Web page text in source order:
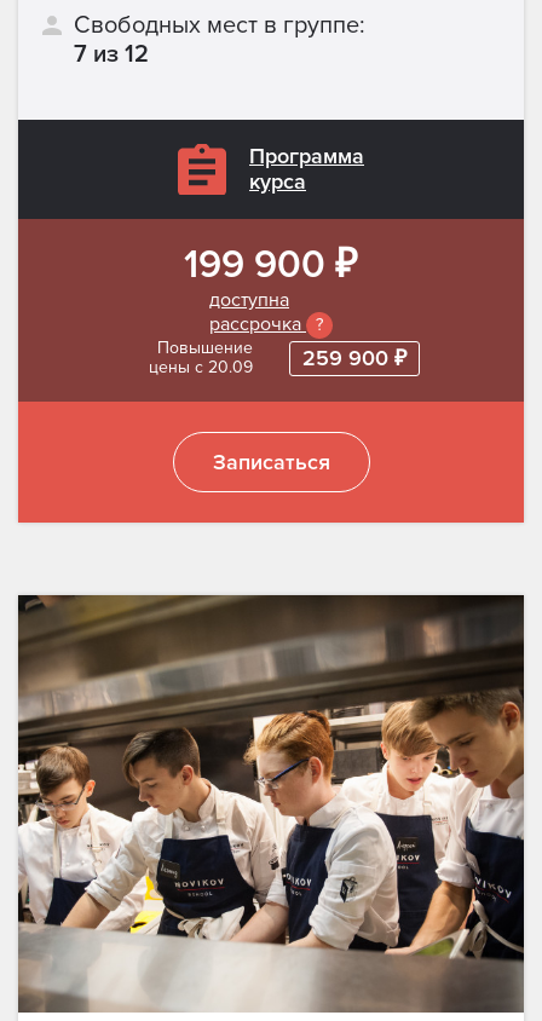
Свободных мест в группе:
7 из 12
Программа
курса
199 900 ₽
доступна
рассрочка
?
Повышение
цены с 20.09
259 900 ₽
Записаться